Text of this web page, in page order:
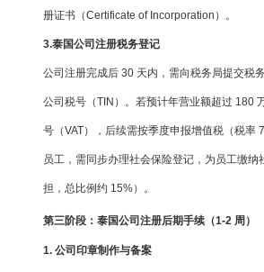
册证书（Certificate of Incorporation）。
3.泰国公司注册税务登记
公司注册完成后 30 天内，需向税务局提交税
公司税号（TIN）。若预计年营业额超过 180
号（VAT），后续需按季度申报增值税（税率
员工，需同步办理社会保险登记，为员工缴纳
担，总比例约 15%）。
第三阶段：泰国公司注册后期手续（1-2 周）
1. 公司印章制作与备案